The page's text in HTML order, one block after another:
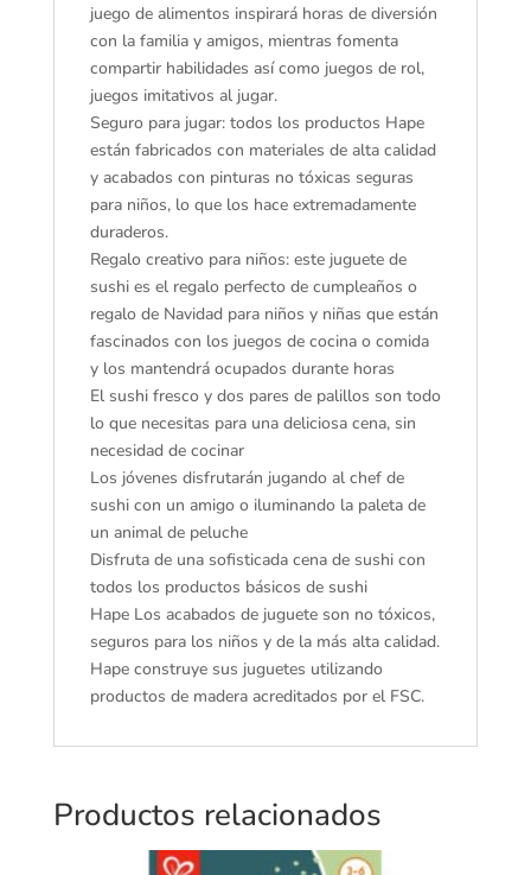
juego de alimentos inspirará horas de diversión
con la familia y amigos, mientras fomenta
compartir habilidades así como juegos de rol,
juegos imitativos al jugar.
Seguro para jugar: todos los productos Hape
están fabricados con materiales de alta calidad
y acabados con pinturas no tóxicas seguras
para niños, lo que los hace extremadamente
duraderos.
Regalo creativo para niños: este juguete de
sushi es el regalo perfecto de cumpleaños o
regalo de Navidad para niños y niñas que están
fascinados con los juegos de cocina o comida
y los mantendrá ocupados durante horas
El sushi fresco y dos pares de palillos son todo
lo que necesitas para una deliciosa cena, sin
necesidad de cocinar
Los jóvenes disfrutarán jugando al chef de
sushi con un amigo o iluminando la paleta de
un animal de peluche
Disfruta de una sofisticada cena de sushi con
todos los productos básicos de sushi
Hape Los acabados de juguete son no tóxicos,
seguros para los niños y de la más alta calidad.
Hape construye sus juguetes utilizando
productos de madera acreditados por el FSC.
Productos relacionados